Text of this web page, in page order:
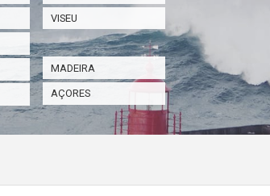
VISEU
MADEIRA
AÇORES